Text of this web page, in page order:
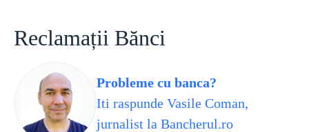
contentReclamații Bănci
Probleme cu banca?
Iti raspunde Vasile Coman,
jurnalist la Bancherul.ro